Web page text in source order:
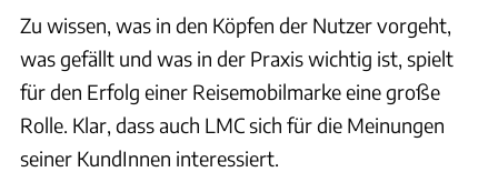
Zu wissen, was in den Köpfen der Nutzer vorgeht,
was gefällt und was in der Praxis wichtig ist, spielt
für den Erfolg einer Reisemobilmarke eine große
Rolle. Klar, dass auch LMC sich für die Meinungen
seiner KundInnen interessiert.